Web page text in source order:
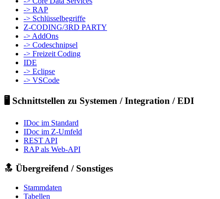
-> RAP
-> Schlüsselbegriffe
Z-CODING/3RD PARTY
-> AddOns
-> Codeschnipsel
-> Freizeit Coding
IDE
-> Eclipse
-> VSCode
🖥️ Schnittstellen zu Systemen / Integration / EDI
IDoc im Standard
IDoc im Z-Umfeld
REST API
RAP als Web-API
🔝 Übergreifend / Sonstiges
Stammdaten
Tabellen